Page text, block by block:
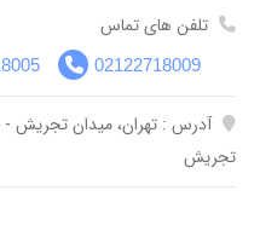
تلفن های تماس
02122718009
آدرس : تهران، میدان تجریش -
تجریش